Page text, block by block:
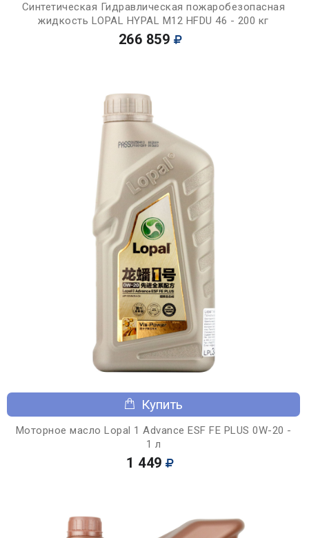
Синтетическая Гидравлическая пожаробезопасная
жидкость LOPAL HYPAL M12 HFDU 46 - 200 кг
266 859
Купить
Моторное масло Lopal 1 Advance ESF FE PLUS 0W-20 -
1 л
1 449